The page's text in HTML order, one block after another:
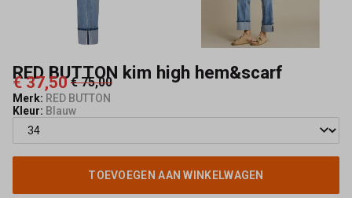
RED BUTTON kim high hem&scarf
€ 37,50 € 75,00
Merk: RED BUTTON
Kleur: Blauw
TOEVOEGEN AAN WINKELWAGEN